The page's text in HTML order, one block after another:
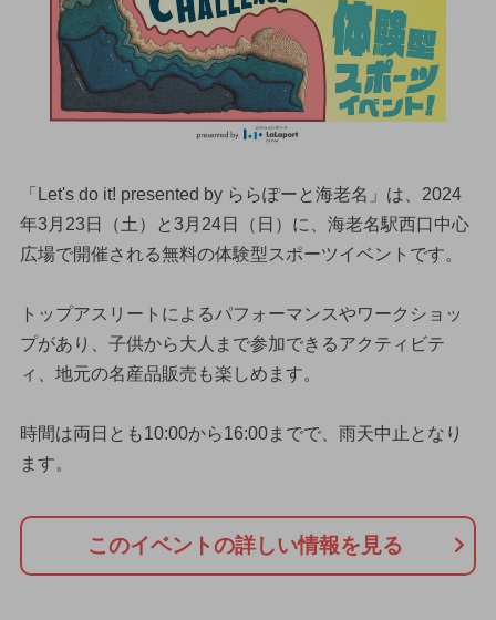
「Let's do it! presented by ららぽーと海老名」は、2024
年3月23日（土）と3月24日（日）に、海老名駅西口中心
広場で開催される無料の体験型スポーツイベントです。
トップアスリートによるパフォーマンスやワークショッ
プがあり、子供から大人まで参加できるアクティビテ
ィ、地元の名産品販売も楽しめます。
時間は両日とも10:00から16:00までで、雨天中止となり
ます。
このイベントの詳しい情報を見る